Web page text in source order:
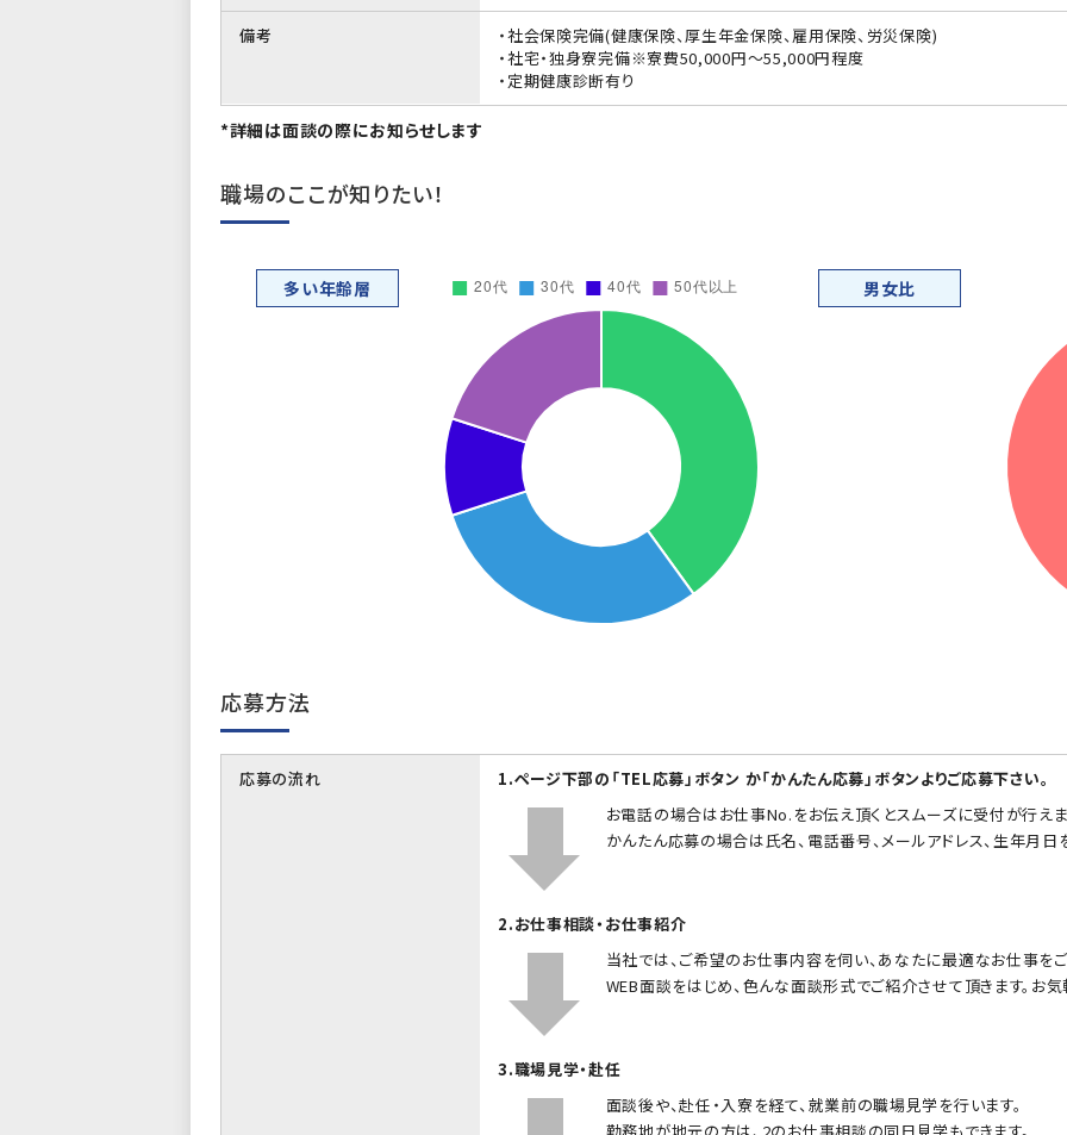
備考
・社会保険完備(健康保険、厚生年金保険、雇用保険、労災保険)
・社宅・独身寮完備※寮費50,000円～55,000円程度
・定期健康診断有り
*詳細は面談の際にお知らせします
職場のここが知りたい！
多い年齢層 男女比
応募方法
応募の流れ
1.ページ下部の「TEL応募」ボタン か「かんたん応募」ボタンよりご応募下さい。
お電話の場合はお仕事No.をお伝え頂くとスムーズに受付が行えま
かんたん応募の場合は氏名、電話番号、メールアドレス、生年月日
2.お仕事相談・お仕事紹介
当社では、ご希望のお仕事内容を伺い、あなたに最適なお仕事を
WEB面談をはじめ、色んな面談形式でご紹介させて頂きます。お
3.職場見学・赴任
面談後や、赴任・入寮を経て、就業前の職場見学を行います。